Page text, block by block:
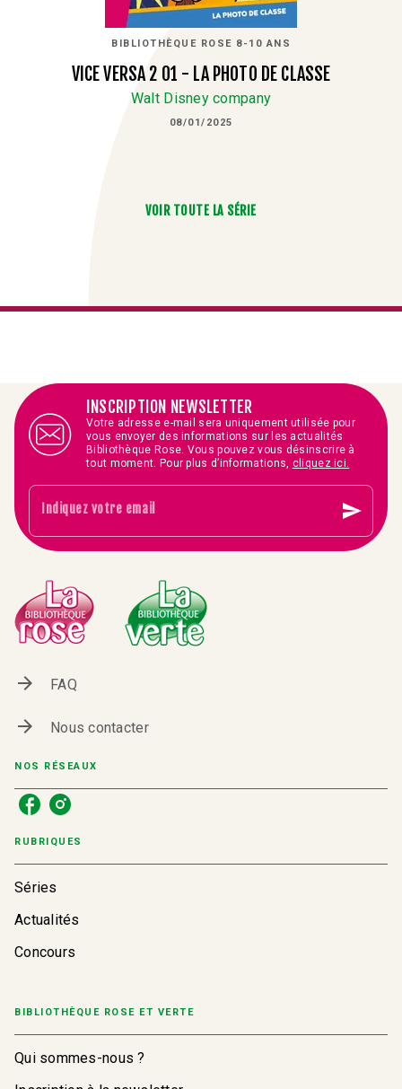
BIBLIOTHÈQUE ROSE 8-10 ANS
VICE VERSA 2 01 - LA PHOTO DE CLASSE
Walt Disney company
08/01/2025
VOIR TOUTE LA SÉRIE
INSCRIPTION NEWSLETTER
Votre adresse e-mail sera uniquement utilisée pour
vous envoyer des informations sur les actualités
Bibliothèque Rose. Vous pouvez vous désinscrire à
tout moment. Pour plus d’informations, cliquez ici.
Indiquez votre email send
arrow_forward FAQ
arrow_forward Nous contacter
NOS RÉSEAUX
RUBRIQUES
Séries
Actualités
Concours
BIBLIOTHÈQUE ROSE ET VERTE
Qui sommes-nous ?